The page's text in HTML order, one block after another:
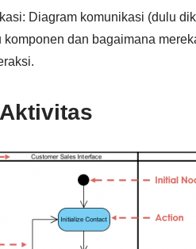
Diagram komunikasi (dulu
komponen dan bagaimana